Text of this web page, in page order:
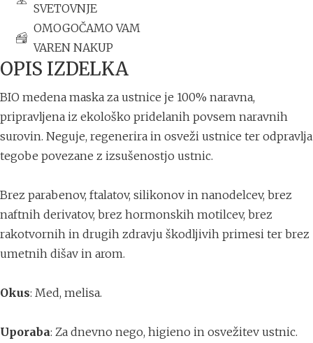
SVETOVNJE
OMOGOČAMO VAM
VAREN NAKUP
OPIS IZDELKA
BIO medena maska za ustnice je 100% naravna,
pripravljena iz ekološko pridelanih povsem naravnih
surovin. Neguje, regenerira in osveži ustnice ter odpravlja
tegobe povezane z izsušenostjo ustnic.
Brez parabenov, ftalatov, silikonov in nanodelcev, brez
naftnih derivatov, brez hormonskih motilcev, brez
rakotvornih in drugih zdravju škodljivih primesi ter brez
umetnih dišav in arom.
Okus: Med, melisa.
Uporaba: Za dnevno nego, higieno in osvežitev ustnic.